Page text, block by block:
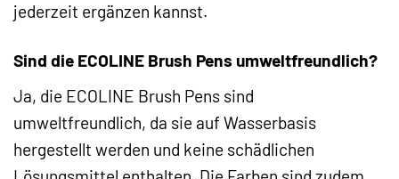
jederzeit ergänzen kannst.
Sind die ECOLINE Brush Pens umweltfreundlich?
Ja, die ECOLINE Brush Pens sind
umweltfreundlich, da sie auf Wasserbasis
hergestellt werden und keine schädlichen